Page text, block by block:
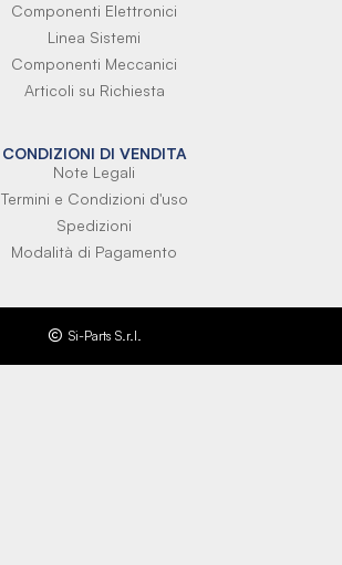
Componenti Elettronici
Linea Sistemi
Componenti Meccanici
Articoli su Richiesta
CONDIZIONI DI VENDITA
Note Legali
Termini e Condizioni d'uso
Spedizioni
Modalità di Pagamento
Si-Parts S.r.l.